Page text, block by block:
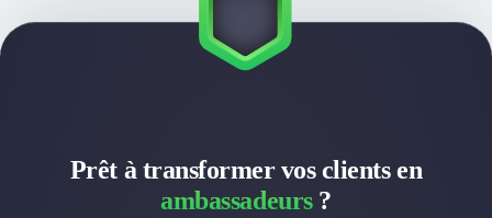
Publicité
Communication
Études Marketing
Présentations PowerPoint
Prêt à transformer vos clients en
ambassadeurs?